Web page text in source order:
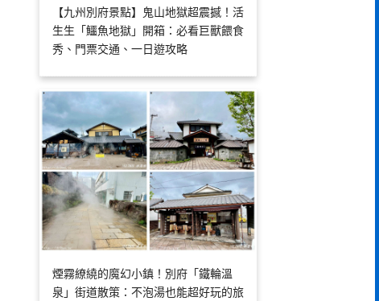
【九州別府景點】鬼山地獄超震撼！活
生生「鱷魚地獄」開箱：必看巨獸餵食
秀、門票交通、一日遊攻略
煙霧繚繞的魔幻小鎮！別府「鐵輪溫
泉」街道散策：不泡湯也能超好玩的旅